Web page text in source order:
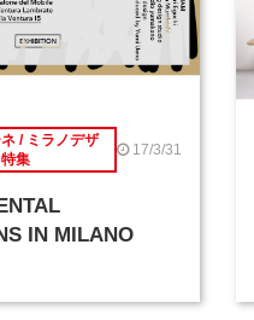
/ ミラノデザ
集
17/3/31
IN MILANO